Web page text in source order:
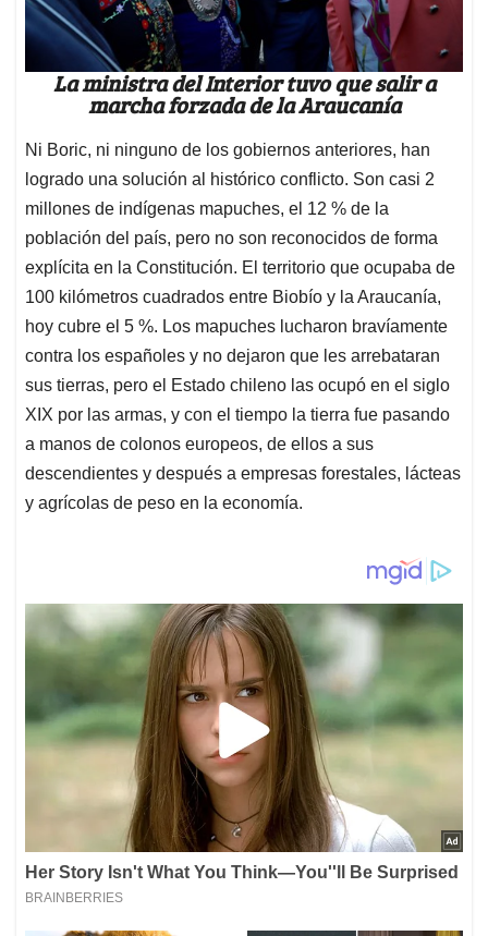
La ministra del Interior tuvo que salir a
marcha forzada de la Araucanía
Ni Boric, ni ninguno de los gobiernos anteriores, han
logrado una solución al histórico conflicto. Son casi 2
millones de indígenas mapuches, el 12 % de la
población del país, pero no son reconocidos de forma
explícita en la Constitución. El territorio que ocupaba de
100 kilómetros cuadrados entre Biobío y la Araucanía,
hoy cubre el 5 %. Los mapuches lucharon bravíamente
contra los españoles y no dejaron que les arrebataran
sus tierras, pero el Estado chileno las ocupó en el siglo
XIX por las armas, y con el tiempo la tierra fue pasando
a manos de colonos europeos, de ellos a sus
descendientes y después a empresas forestales, lácteas
y agrícolas de peso en la economía.